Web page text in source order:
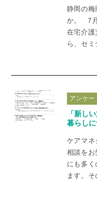
静岡の梅
か。 7月
在宅介護
ら、セ
アンケー
「新し
暮らしに
ケアマネ
相談をお
にも多
ます。